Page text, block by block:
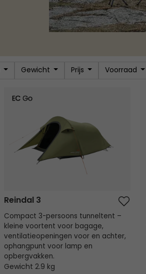
Gewicht Prijs Voorraad
Reindal 3
Compact 3-persoons tunneltent –
kleine voortent voor bagage,
ventilatieopeningen voor en achter,
ophangpunt voor lamp en
opbergvakken.
Gewicht 2.9 kg